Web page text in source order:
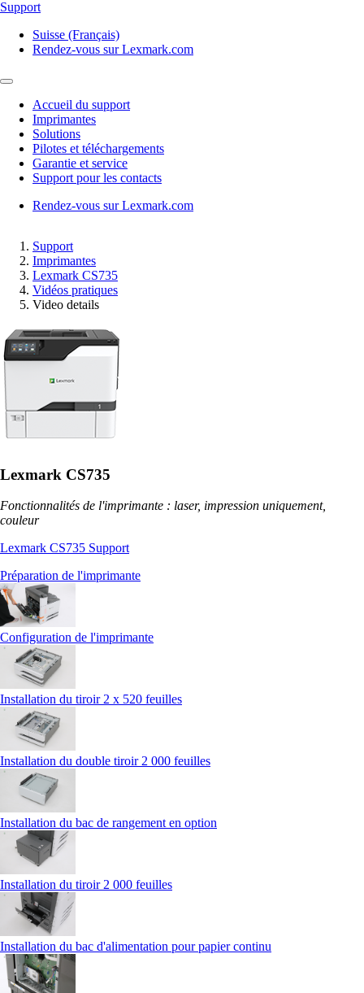
Support
Suisse (Français)
Rendez-vous sur Lexmark.com
Accueil du support
Imprimantes
Solutions
Pilotes et téléchargements
Garantie et service
Support pour les contacts
Rendez-vous sur Lexmark.com
Support
Imprimantes
Lexmark CS735
Vidéos pratiques
Video details
Lexmark CS735
Fonctionnalités de l'imprimante : laser, impression uniquement,
couleur
Lexmark CS735 Support
Préparation de l'imprimante
Configuration de l'imprimante
Installation du tiroir 2 x 520 feuilles
Installation du double tiroir 2 000 feuilles
Installation du bac de rangement en option
Installation du tiroir 2 000 feuilles
Installation du bac d'alimentation pour papier continu